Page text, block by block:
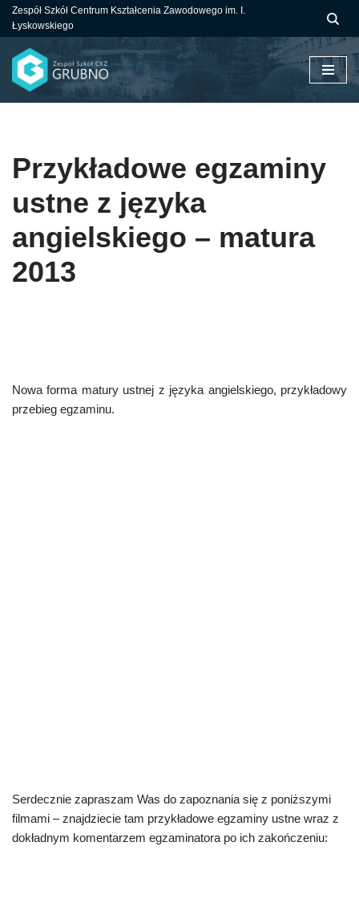
do
treści
Zespół Szkół Centrum Kształcenia Zawodowego im. I.
Łyskowskiego
Przykładowe egzaminy
ustne z języka
angielskiego – matura
2013
Nowa forma matury ustnej z języka angielskiego, przykładowy
przebieg egzaminu.
Serdecznie zapraszam Was do zapoznania się z poniższymi
filmami – znajdziecie tam przykładowe egzaminy ustne wraz z
dokładnym komentarzem egzaminatora po ich zakończeniu: